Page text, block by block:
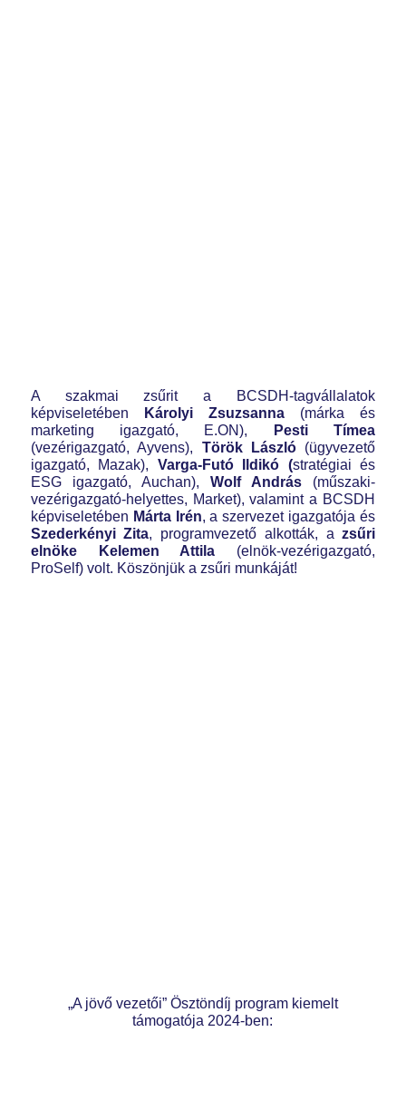
A szakmai zsűrit a BCSDH-tagvállalatok
képviseletében
Károlyi Zsuzsanna (márka és
marketing igazgató, E.ON),
Pesti Tímea
(vezérigazgató, Ayvens), Török László(ügyvezető
igazgató, Mazak), Varga-Futó Ildikó (stratégiai és
ESG igazgató, Auchan),Wolf András (műszaki-
vezérigazgató-helyettes, Market), valamint a BCSDH
képviseletében Márta Irén, a szervezet igazgatója és
Szederkényi Zita, programvezető alkották, azsűri
elnöke Kelemen Attila (elnök-vezérigazgató,
ProSelf) volt. Köszönjük a zsűri munkáját!
„A jövő vezetői” Ösztöndíj program kiemelt
támogatója 2024-ben: